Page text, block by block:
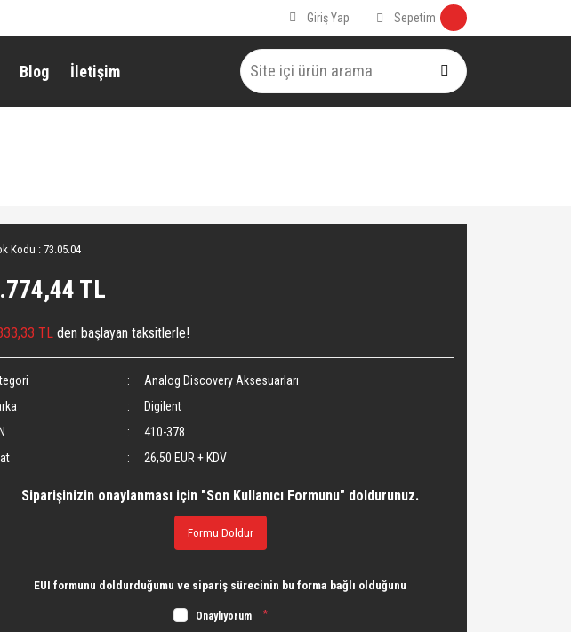
Giriş Yap Sepetim
Blog İletişim
Kodu : 73.05.04
TL
TL den başlayan taksitlerle!
Analog Discovery Aksesuarları
Digilent
410-378
26,50 EUR + KDV
Siparişinizin onaylanması için "Son Kullanıcı Formunu" doldurunuz.
Formu Doldur
EUI formunu doldurduğumu ve sipariş sürecinin bu forma bağlı olduğunu
Onaylıyorum *